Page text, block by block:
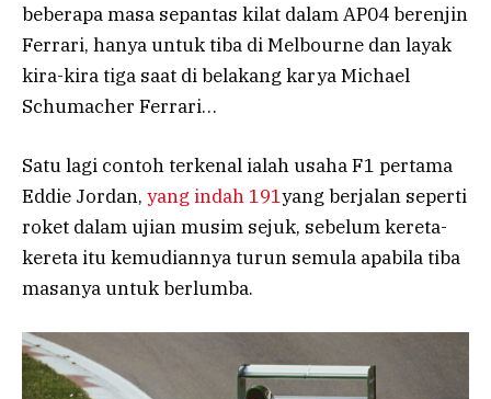
beberapa masa sepantas kilat dalam AP04 berenjin
Ferrari, hanya untuk tiba di Melbourne dan layak
kira-kira tiga saat di belakang karya Michael
Schumacher Ferrari…
Satu lagi contoh terkenal ialah usaha F1 pertama
Eddie Jordan, yang indah 191yang berjalan seperti
roket dalam ujian musim sejuk, sebelum kereta-
kereta itu kemudiannya turun semula apabila tiba
masanya untuk berlumba.